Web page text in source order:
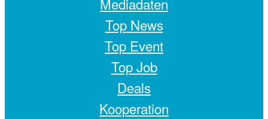
Top News
Top Event
Top Job
Deals
Kooperation